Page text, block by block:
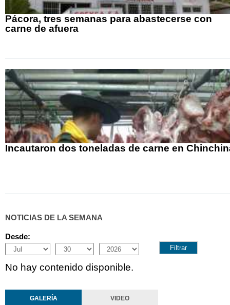
Pácora, tres semanas para abastecerse con
carne de afuera
Incautaron dos toneladas de carne en
NOTICIAS DE LA SEMANA
Desde:
Month
Day Year
No hay contenido disponible.
GALERÍA VIDEO